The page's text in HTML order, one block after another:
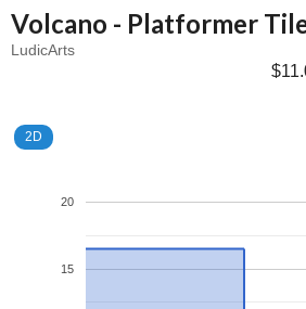
Volcano - Platformer
LudicArts
2D
15
20